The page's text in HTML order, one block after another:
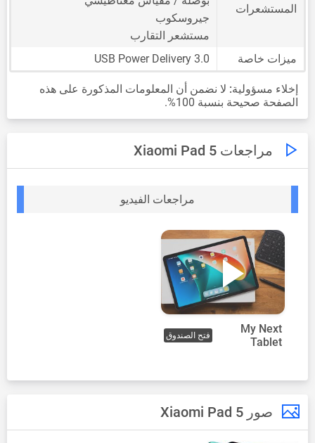
المستشعرات
جيروسكوب
مستشعر التقارب
ميزات خاصة
USB Power Delivery 3.0
إخلاء مسؤولية: لا نضمن أن المعلومات المذكورة على هذه
الصفحة صحيحة بنسبة 100%.
مراجعات Xiaomi Pad 5
مراجعات الفيديو
My Next
Tablet
فتح الصندوق
صور Xiaomi Pad 5